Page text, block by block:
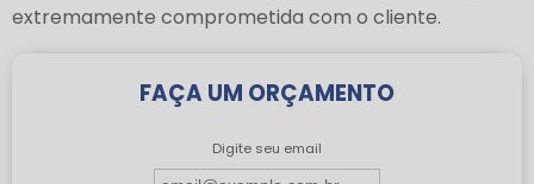
extremamente comprometida com o cliente.
FAÇA UM ORÇAMENTO
Digite seu email